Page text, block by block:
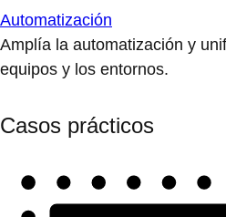
Automatización
Amplía la automatización y
equipos y los entornos.
Casos prácticos